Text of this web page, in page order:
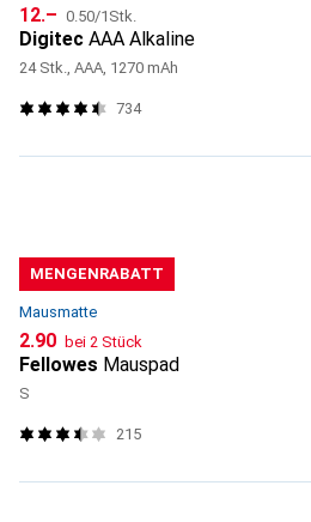
CHF
12.– CHF
0.50/1Stk.
Digitec AAA Alkaline
24 Stk., AAA, 1270 mAh
734
MENGENRABATT
Mausmatte
CHF
2.90 bei 2 Stück
Fellowes Mauspad
S
215